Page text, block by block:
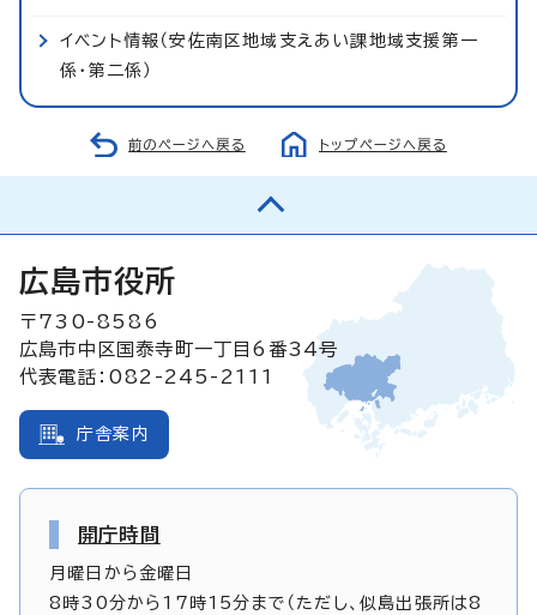
イベント情報（安佐南区地域支えあい課地域支援第一
係・第二係）
前のページへ戻る トップページへ戻る
広島市役所
〒730-8586
広島市中区国泰寺町一丁目6番34号
代表電話：082-245-2111
庁舎案内
開庁時間
月曜日から金曜日
8時30分から17時15分まで（ただし、似島出張所は8